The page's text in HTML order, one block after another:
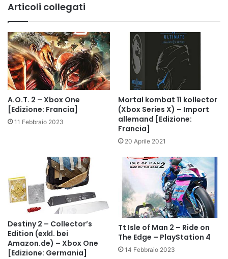
Articoli collegati
A.O.T. 2 – Xbox One
[Edizione: Francia]
11 Febbraio 2023
Mortal kombat 11 kollector
(Xbox Series X) – Import
allemand [Edizione:
Francia]
20 Aprile 2021
Destiny 2 – Collector’s
Edition (exkl. bei
Amazon.de) – Xbox One
[Edizione: Germania]
Tt Isle of Man 2 – Ride on
The Edge – PlayStation 4
14 Febbraio 2023